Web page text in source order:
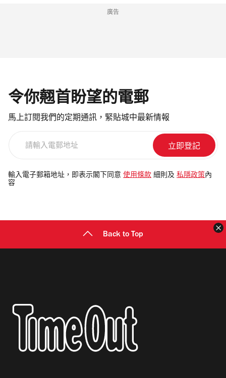
廣告
令你翹首盼望的電郵
馬上訂閱我們的定期通訊，緊貼城中最新情報
電
郵
輸入電子郵箱地址，即表示閣下同意 使用條款 細則及 私隱政策 內
容
Back to Top